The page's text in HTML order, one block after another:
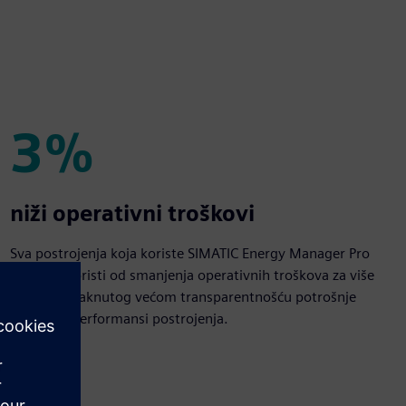
3%
3%
niži operativni troškovi
Sva postrojenja koja koriste SIMATIC Energy Manager Pro
imala su koristi od smanjenja operativnih troškova za više
od 3%, potaknutog većom transparentnošću potrošnje
energije i performansi postrojenja.